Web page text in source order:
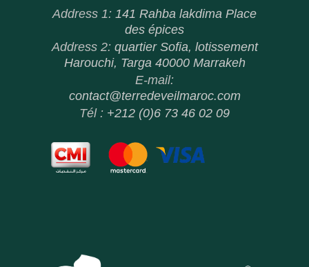
Address 1: 141 Rahba lakdima Place
des épices
Address 2: quartier Sofia, lotissement
Harouchi, Targa 40000 Marrakeh
E-mail:
contact@terredeveilmaroc.com
Tél : +212 (0)6 73 46 02 09